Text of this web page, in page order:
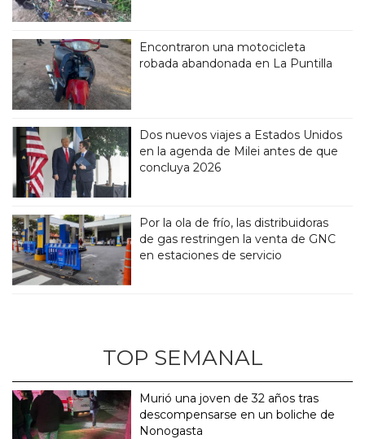
Encontraron una motocicleta
robada abandonada en La Puntilla
Dos nuevos viajes a Estados Unidos
en la agenda de Milei antes de que
concluya 2026
Por la ola de frío, las distribuidoras
de gas restringen la venta de GNC
en estaciones de servicio
TOP SEMANAL
Murió una joven de 32 años tras
descompensarse en un boliche de
Nonogasta